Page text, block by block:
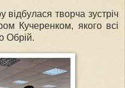
творча зустріч
Кучеренком, якого всі
Обрій.